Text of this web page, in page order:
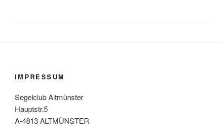
IMPRESSUM
Segelclub Altmünster
Hauptstr.5
A-4813 ALTMÜNSTER